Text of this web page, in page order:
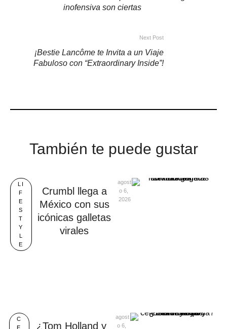
inofensiva son ciertas
Next Post
¡Bestie Lancôme te Invita a un Viaje
Fabuloso con “Extraordinary Inside”!
También te puede gustar
LI
F
E
S
T
Y
L
E
Crumbl llega a
México con sus
icónicas galletas
virales
agost
o 6,
2026
C
E
¿Tom Holland y
agost
o 6,